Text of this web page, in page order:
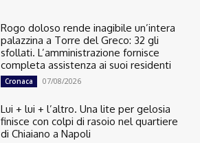
Rogo doloso rende inagibile un’intera
palazzina a Torre del Greco: 32 gli
sfollati. L’amministrazione fornisce
completa assistenza ai suoi residenti
Cronaca 07/08/2026
Lui + lui + l’altro. Una lite per gelosia
finisce con colpi di rasoio nel quartiere
di Chiaiano a Napoli